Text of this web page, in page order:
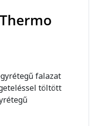
falazat
töltött